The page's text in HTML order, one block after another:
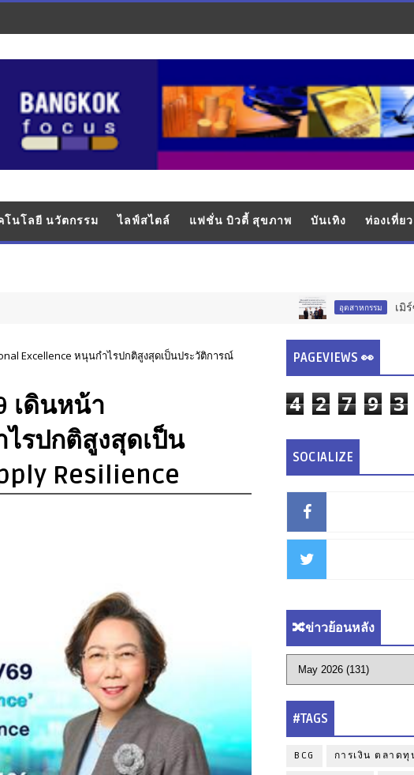
โนโลยี นวัตกรรม ไลฟ์สไตล์ แฟชั่น บิวตี้ สุขภาพ บันเทิง ท่องเที่ย
อุตสาหกรรม เมิร์ซ เอสเธ
Excellence หนุนกำไรปกติสูงสุดเป็นประวัติการณ์
เดินหน้า
รปกติสูงสุดเป็น
Resilience
PAGEVIEWS 👀
4 2 7 9 3
SOCIALIZE
🔀ข่าวย้อนหลัง
#TAGS
BCG การเงิน ตลาดทุ